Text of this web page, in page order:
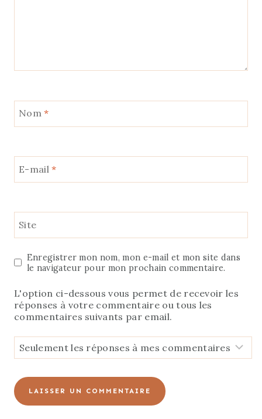
Nom*
E-mail*
Site
Enregistrer mon nom, mon e-mail et mon site dans
le navigateur pour mon prochain commentaire.
L'option ci-dessous vous permet de recevoir les
réponses à votre commentaire ou tous les
commentaires suivants par email.